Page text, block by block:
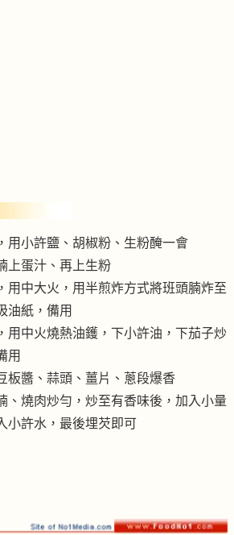
用小許鹽、胡椒粉、生粉醃一會
上蛋汁、再上生粉
用中大火，用半煎炸方式將班頭腩炸至
油紙，備用
用中火燒熱油鑊，下小許油，下茄子炒
用
板醬、蒜頭、薑片、蔥段爆香
、燒肉炒勻，炒至有香味後，加入小量
小許水，最後埋芡即可